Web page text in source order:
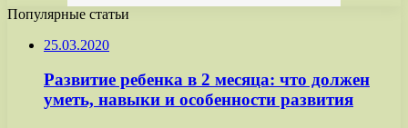
Популярные статьи
25.03.2020
Развитие ребенка в 2 месяца: что должен
уметь, навыки и особенности развития